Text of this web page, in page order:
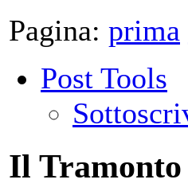
Pagina: prima
Post Tools
Il Tramonto